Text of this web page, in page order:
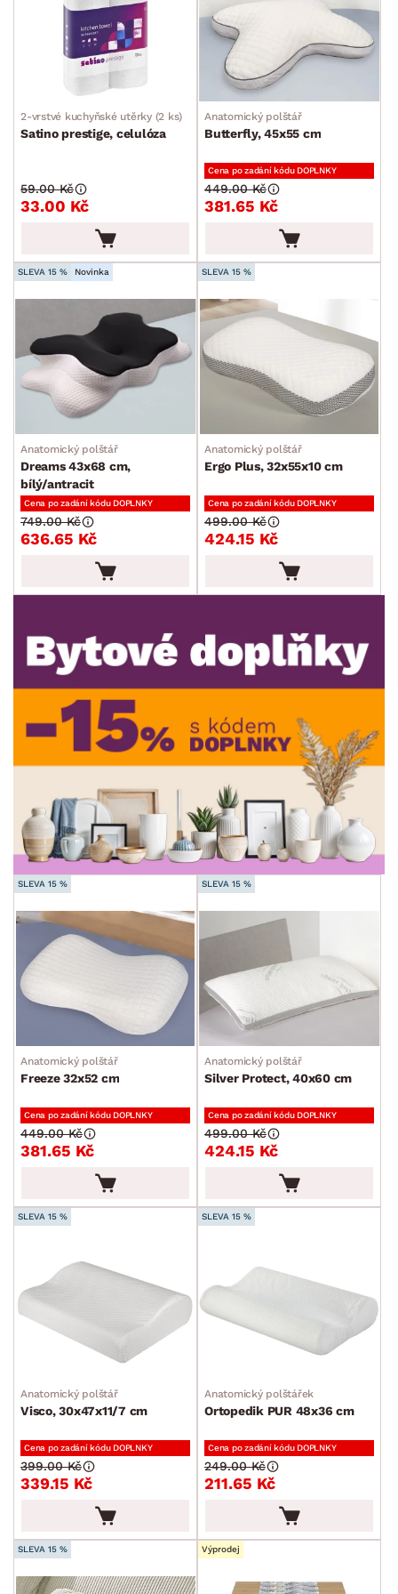
Koberce
Ručníky a osušky
Povlečení a prostěradla
Závěsy a žaluzie
Kuchyňský textil
Stolování a vaření
Zahradní doplňky
Ukládání a organizace
Drobné bytové doplňky
Vánoce
Velikonoce
Sedací soupravy a pohovky
Sestavy a stěny
Drobný nábytek
Spotřebiče
min. cm max.
min. cm max. cm
min. cm max. cm
POVRCHOVÁ ÚPRAVA
TVAR
STYL
MÍSTNOST
ZNAČKA
SKLADOVOST
2-vrstvé kuchyňské utěrky (2 ks)
Satino prestige, celulóza
33.00 Kč
59.00 Kč
Anatomický polštář
Butterfly, 45x55 cm
Cena po zadání kódu DOPLNKY
381.65 Kč
449.00 Kč
SLEVA 15 % Novinka
Anatomický polštář
Dreams 43x68 cm,
bílý/antracit
Cena po zadání kódu DOPLNKY
636.65 Kč
749.00 Kč
SLEVA 15 %
Anatomický polštář
Ergo Plus, 32x55x10 cm
Cena po zadání kódu DOPLNKY
424.15 Kč
499.00 Kč
SLEVA 15 %
Anatomický polštář
Freeze 32x52 cm
Cena po zadání kódu DOPLNKY
381.65 Kč
449.00 Kč
SLEVA 15 %
Anatomický polštář
Silver Protect, 40x60 cm
Cena po zadání kódu DOPLNKY
424.15 Kč
499.00 Kč
SLEVA 15 %
Anatomický polštář
Visco, 30x47x11/7 cm
Cena po zadání kódu DOPLNKY
339.15 Kč
399.00 Kč
SLEVA 15 %
Anatomický polštářek
Ortopedik PUR 48x36 cm
Cena po zadání kódu DOPLNKY
211.65 Kč
249.00 Kč
SLEVA 15 % Výprodej